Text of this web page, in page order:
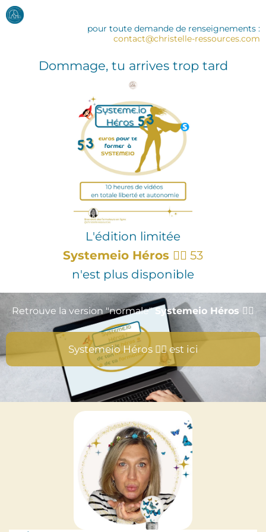
pour toute demande de renseignements :
contact@christelle-ressources.com
Dommage, tu arrives trop tard
L'édition limitée
Systemeio Héros 🦸‍♀️ 53
n'est plus disponible
Retrouve la version "normale"Systemeio Héros 🦸‍♀️
Systemeio Héros 🦸‍♀️ est ici